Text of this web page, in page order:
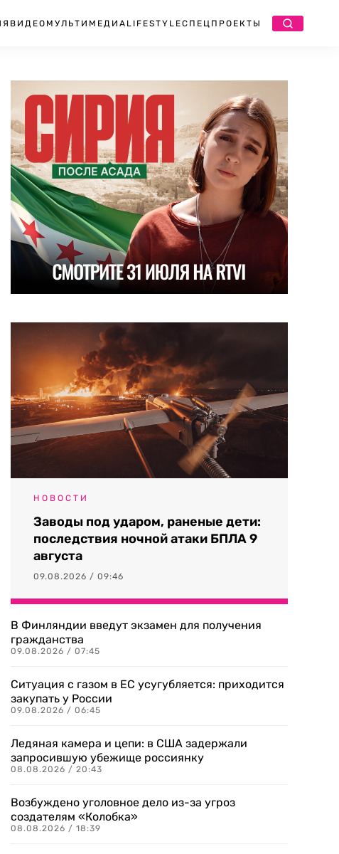
ВИДЕО МУЛЬТИМЕДИА LIFESTYLEСПЕЦПРОЕКТЫ
НОВОСТИ
Заводы под ударом, раненые дети:
последствия ночной атаки БПЛА 9
августа
09.08.2026 / 09:46
В Финляндии введут экзамен для получения
гражданства
09.08.2026 / 07:45
Ситуация с газом в ЕС усугубляется: приходится
закупать у России
09.08.2026 / 06:45
Ледяная камера и цепи: в США задержали
запросившую убежище россиянку
08.08.2026 / 20:43
Возбуждено уголовное дело из-за угроз
создателям «Колобка»
08.08.2026 / 18:39